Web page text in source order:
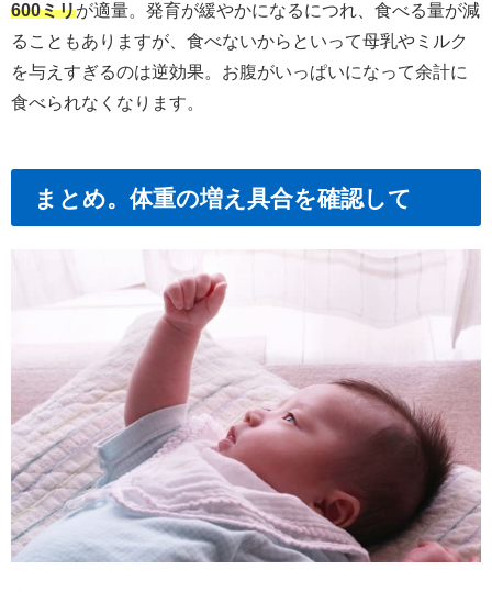
600ミリが適量。発育が緩やかになるにつれ、食べる量が減
ることもありますが、食べないからといって母乳やミルク
を与えすぎるのは逆効果。お腹がいっぱいになって余計に
食べられなくなります。
まとめ。体重の増え具合を確認して